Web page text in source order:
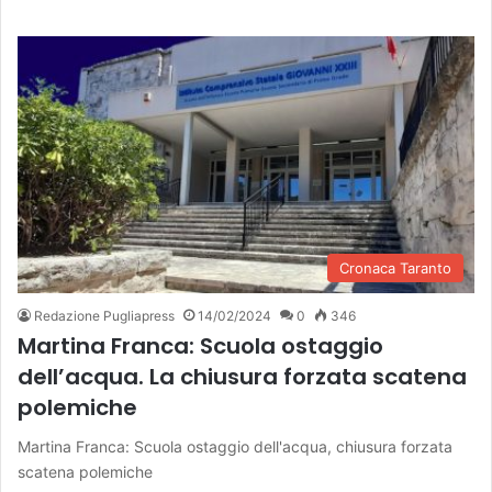
Cronaca Taranto
Redazione Pugliapress 14/02/2024 0 346
Martina Franca: Scuola ostaggio
dell’acqua. La chiusura forzata scatena
polemiche
Martina Franca: Scuola ostaggio dell'acqua, chiusura forzata
scatena polemiche